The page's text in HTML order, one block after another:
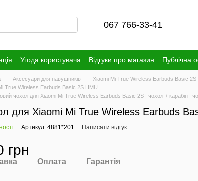
067 766-33-41
Угода користувача Відгуки про магазин Публічна
Аксесуари для навушників
Xiaomi Mi True Wireless Earbuds Basic 2S
True Wireless Earbuds Basic 2S HMU
чохол для Xiaomi Mi True Wireless Earbuds Basic 2S | чохол + карабін |
для Xiaomi Mi True Wireless Earbuds
Артикул: 4881*201 Написати відгук
грн
Оплата Гарантія